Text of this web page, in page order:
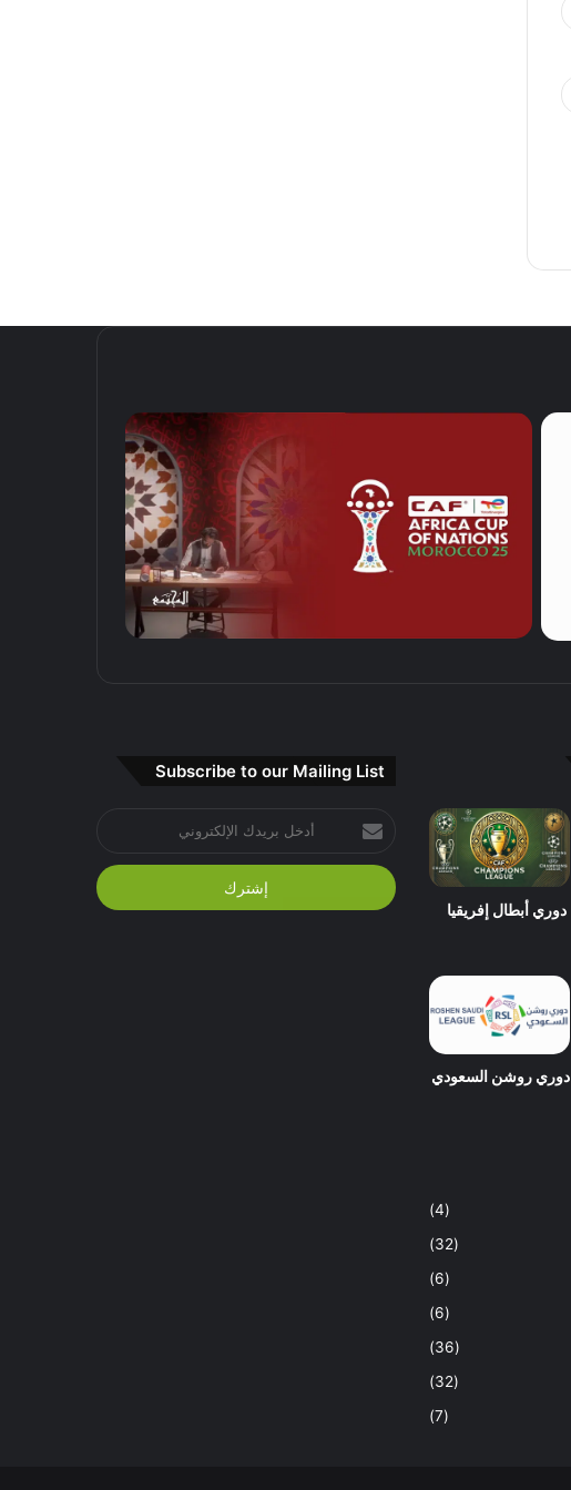
دوري أبطال إفريقيا
دوري روشن السعودي
(4)
(32)
(6)
(6)
(36)
(32)
(7)
Subscribe to our Mailing List
بريدك
الإلكتروني